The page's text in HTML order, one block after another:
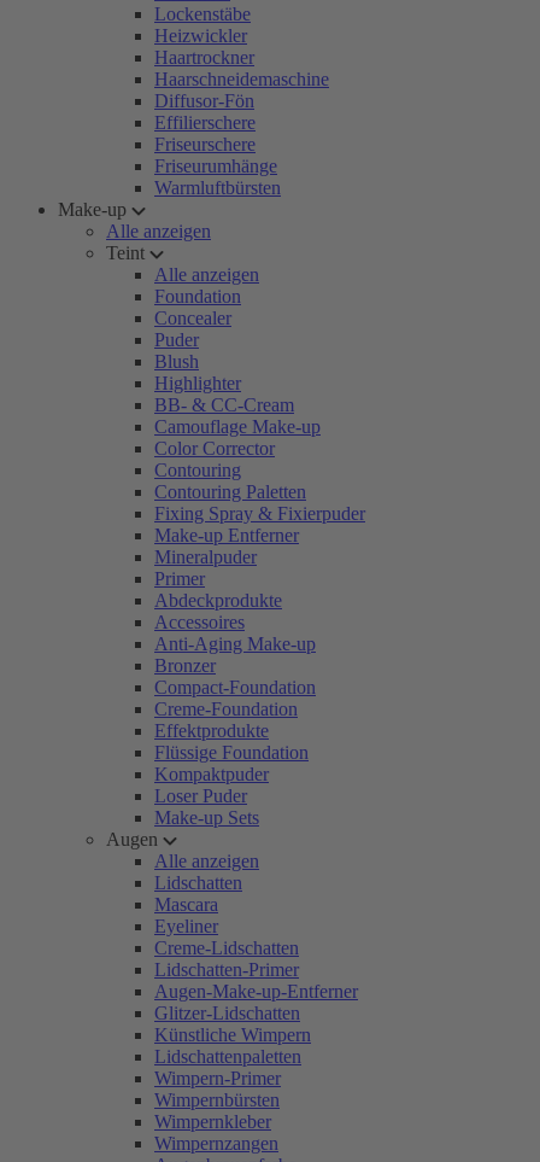
Lockenstäbe
Heizwickler
Haartrockner
Haarschneidemaschine
Diffusor-Fön
Effilierschere
Friseurschere
Friseurumhänge
Warmluftbürsten
Make-up
Alle anzeigen
Teint
Alle anzeigen
Foundation
Concealer
Puder
Blush
Highlighter
BB- & CC-Cream
Camouflage Make-up
Color Corrector
Contouring
Contouring Paletten
Fixing Spray & Fixierpuder
Make-up Entferner
Mineralpuder
Primer
Abdeckprodukte
Accessoires
Anti-Aging Make-up
Bronzer
Compact-Foundation
Creme-Foundation
Effektprodukte
Flüssige Foundation
Kompaktpuder
Loser Puder
Make-up Sets
Augen
Alle anzeigen
Lidschatten
Mascara
Eyeliner
Creme-Lidschatten
Lidschatten-Primer
Augen-Make-up-Entferner
Glitzer-Lidschatten
Künstliche Wimpern
Lidschattenpaletten
Wimpern-Primer
Wimpernbürsten
Wimpernkleber
Wimpernzangen